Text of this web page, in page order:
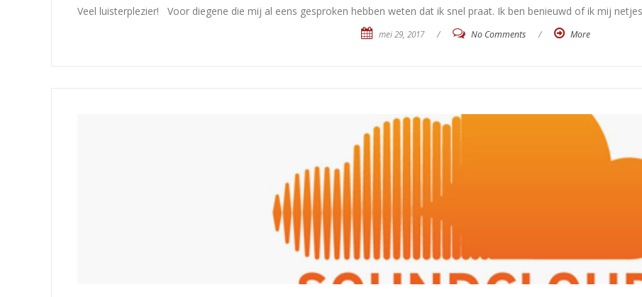
Veel luisterplezier! Voor diegene die mij al eens gesproken hebben weten dat ik snel praat. Ik ben benieuwd of ik mij
mei 29, 2017 / No Comments / More